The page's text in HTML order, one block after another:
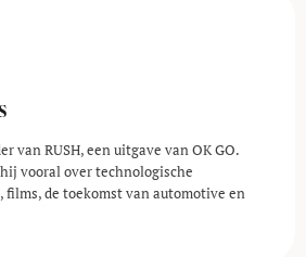
van RUSH, een uitgave van OK GO.
vooral over technologische
films, de toekomst van automotive en